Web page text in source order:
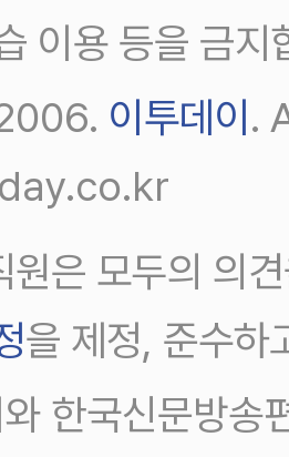
이용 등을 금지
이투데이.
원은 모두의 의
을 제정, 준수하
한국신문방송